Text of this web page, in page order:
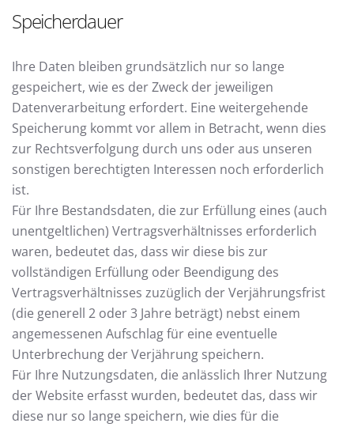
Speicherdauer
Ihre Daten bleiben grundsätzlich nur so lange
gespeichert, wie es der Zweck der jeweiligen
Datenverarbeitung erfordert. Eine weitergehende
Speicherung kommt vor allem in Betracht, wenn dies
zur Rechtsverfolgung durch uns oder aus unseren
sonstigen berechtigten Interessen noch erforderlich
ist.
Für Ihre Bestandsdaten, die zur Erfüllung eines (auch
unentgeltlichen) Vertragsverhältnisses erforderlich
waren, bedeutet das, dass wir diese bis zur
vollständigen Erfüllung oder Beendigung des
Vertragsverhältnisses zuzüglich der Verjährungsfrist
(die generell 2 oder 3 Jahre beträgt) nebst einem
angemessenen Aufschlag für eine eventuelle
Unterbrechung der Verjährung speichern.
Für Ihre Nutzungsdaten, die anlässlich Ihrer Nutzung
der Website erfasst wurden, bedeutet das, dass wir
diese nur so lange speichern, wie dies für die